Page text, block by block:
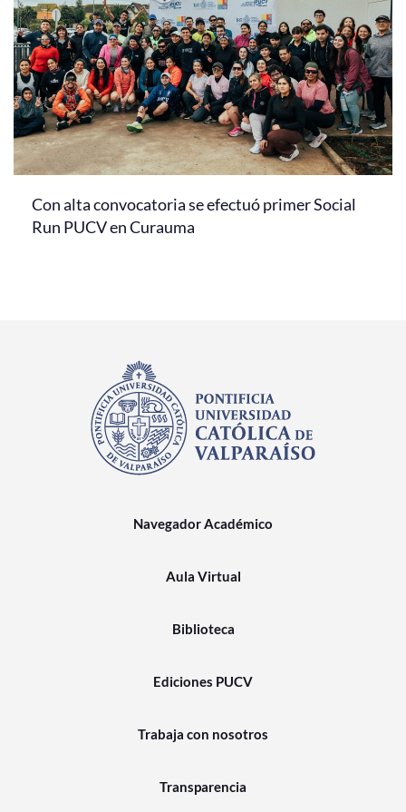
Con alta convocatoria se efectuó primer Social
Run PUCV en Curauma
Navegador Académico
Aula Virtual
Biblioteca
Ediciones PUCV
Trabaja con nosotros
Transparencia